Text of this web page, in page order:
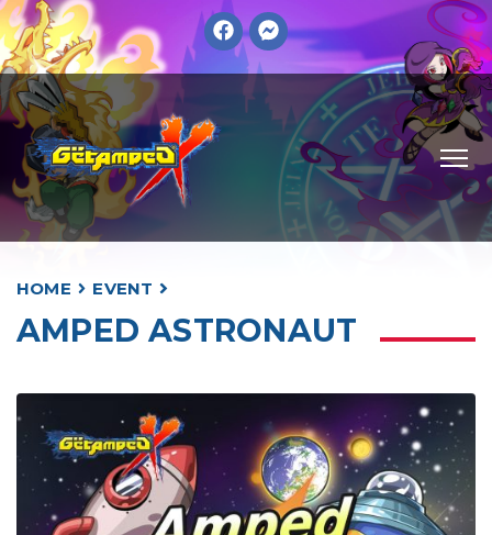
HOME EVENT
AMPED ASTRONAUT